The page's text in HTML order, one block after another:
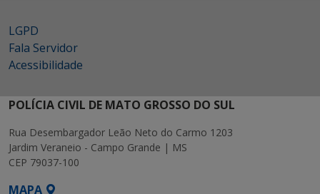
LGPD
Fala Servidor
Acessibilidade
POLÍCIA CIVIL DE MATO GROSSO DO SUL
Rua Desembargador Leão Neto do Carmo 1203
Jardim Veraneio - Campo Grande | MS
CEP 79037-100
MAPA